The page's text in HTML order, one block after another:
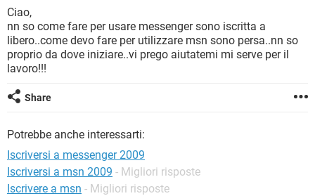
HARDWARE
INSTAGRAM
TIKTOK FACEBOOK
HARDWARE
iOS
INSTAGRAM WHATSAPP
TIKTOK
HARDWARE
COVID-19
INTRATTENIMENTO ANDROID
iOS WINDOWS 10
TIKTOK
Ciao,
nn so come fare per usare messenger sono iscritta a
libero..come devo fare per utilizzare msn sono persa..nn so
proprio da dove iniziare..vi prego aiutatemi mi serve per il
lavoro!!!
Share
Potrebbe anche interessarti:
Iscriversi a messenger 2009
Iscriversi a msn 2009 - Migliori risposte
Iscrivere a msn - Migliori risposte